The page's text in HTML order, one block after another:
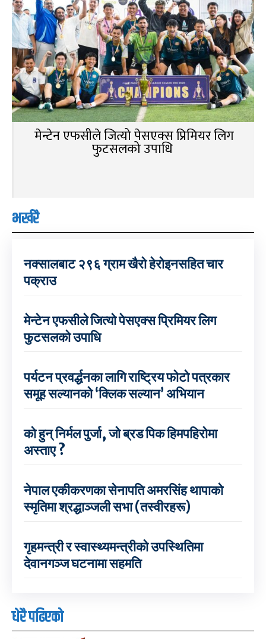
मेन्टेन एफसीले जित्यो पेसएक्स प्रिमियर लिग
फुटसलको उपाधि
भर्खरै
नक्सालबाट २९६ ग्राम खैरो हेरोइनसहित चार
पक्राउ
मेन्टेन एफसीले जित्यो पेसएक्स प्रिमियर लिग
फुटसलको उपाधि
पर्यटन प्रवर्द्धनका लागि राष्ट्रिय फोटो पत्रकार
समूह सल्यानको ‘क्लिक सल्यान’ अभियान
को हुन् निर्मल पुर्जा, जो ब्रड पिक हिमपहिरोमा
अस्ताए ?
नेपाल एकीकरणका सेनापति अमरसिंह थापाको
स्मृतिमा श्रद्धाञ्जली सभा (तस्वीरहरू)
गृहमन्त्री र स्वास्थ्यमन्त्रीको उपस्थितिमा
देवानगञ्ज घटनामा सहमति
धेरै पढिएको